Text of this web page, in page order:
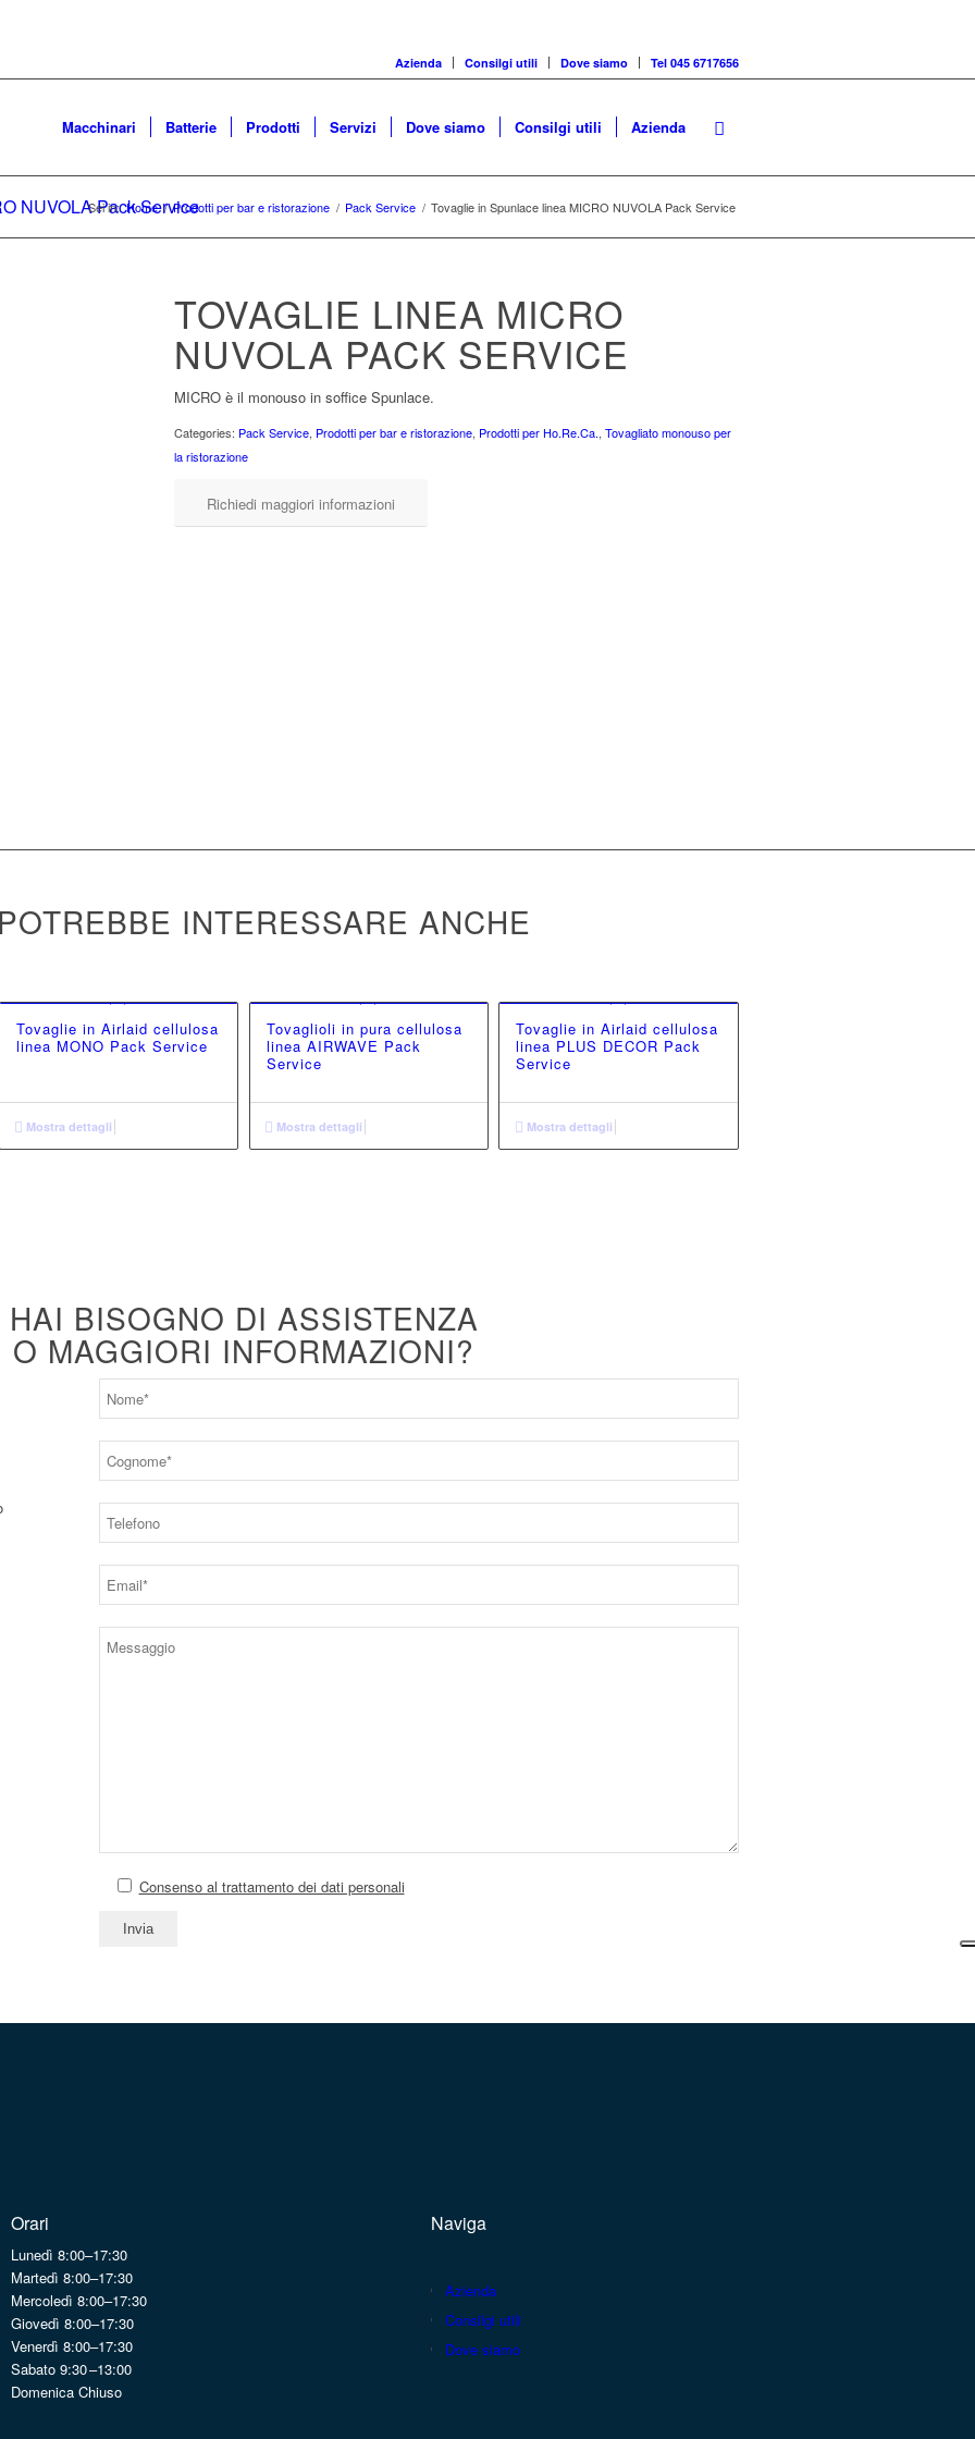
Azienda Consilgi utili Dove siamo Tel 045 6717656
Macchinari Batterie Prodotti Servizi Dove siamo Consilgi utili Azienda
NUVOLA Pack Service
Sei in: Home / Prodotti per bar e ristorazione / Pack Service / Tovaglie in Spunlace linea MICRO NUVOLA Pack Service
TOVAGLIE LINEA MICRO
NUVOLA PACK SERVICE
MICRO è il monouso in soffice Spunlace.
Categories: Pack Service, Prodotti per bar e ristorazione, Prodotti per Ho.Re.Ca., Tovagliato monouso per
la ristorazione
Richiedi maggiori informazioni
INTERESSARE ANCHE
Tovaglie in Airlaid cellulosa
linea MONO Pack Service
Mostra dettagli
Tovaglioli in pura cellulosa
linea AIRWAVE Pack
Service
Mostra dettagli
Tovaglie in Airlaid cellulosa
linea PLUS DECOR Pack
Service
Mostra dettagli
HAI BISOGNO DI ASSISTENZA
O MAGGIORI INFORMAZIONI?
Consenso al trattamento dei dati personali
Orari
Lunedì 8:00–17:30
Martedì 8:00–17:30
Mercoledì 8:00–17:30
Giovedì 8:00–17:30
Venerdì 8:00–17:30
Sabato 9:30 –13:00
Domenica Chiuso
Naviga
Azienda
Consilgi utili
Dove siamo